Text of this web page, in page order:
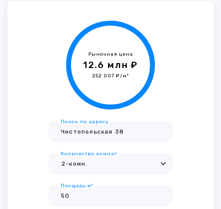
Рыночная цена
12.6 млн ₽
252 007 ₽/м²
Поиск по адресу
Количество комнат
Площадь м²